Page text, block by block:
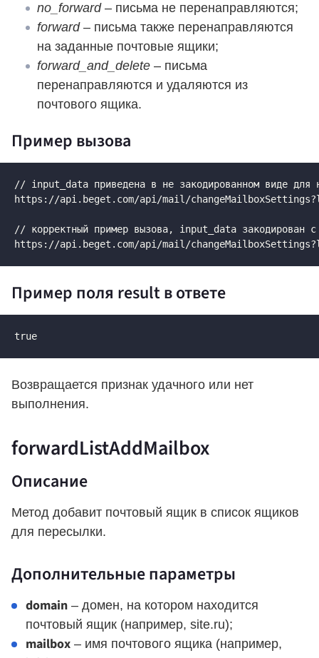
no_forward– письма не перенаправляются;
forward– письма также перенаправляются
на заданные почтовые ящики;
forward_and_delete – письма
перенаправляются и удаляются из
почтового ящика.
Пример вызова
// input_data приведена в не закодированном виде для
https://api.beget.com/api/mail/
// корректный пример вызова, input_data закодирован
https://api.beget.com/api/mail/
Пример поля result в ответе
true
Возвращается признак удачного или нет
выполнения.
forwardListAddMailbox
Описание
Метод добавит почтовый ящик в список ящиков
для пересылки.
Дополнительные параметры
domain – домен, на котором находится
почтовый ящик (например, site.ru);
mailbox – имя почтового ящика (например,